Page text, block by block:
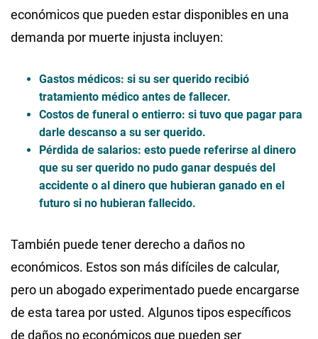
económicos que pueden estar disponibles en una
demanda por muerte injusta incluyen:
Gastos médicos: si su ser querido recibió
tratamiento médico antes de fallecer.
Costos de funeral o entierro: si tuvo que pagar para
darle descanso a su ser querido.
Pérdida de salarios: esto puede referirse al dinero
que su ser querido no pudo ganar después del
accidente o al dinero que hubieran ganado en el
futuro si no hubieran fallecido.
También puede tener derecho a daños no
económicos. Estos son más difíciles de calcular,
pero un abogado experimentado puede encargarse
de esta tarea por usted. Algunos tipos específicos
de daños no económicos que pueden ser